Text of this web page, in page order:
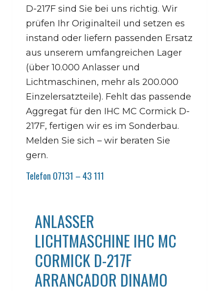
D-217F sind Sie bei uns richtig. Wir
prüfen Ihr Originalteil und setzen es
instand oder liefern passenden Ersatz
aus unserem umfangreichen Lager
(über 10.000 Anlasser und
Lichtmaschinen, mehr als 200.000
Einzelersatzteile). Fehlt das passende
Aggregat für den IHC MC Cormick D-
217F, fertigen wir es im Sonderbau.
Melden Sie sich – wir beraten Sie
gern.
Telefon 07131 – 43 111
ANLASSER
LICHTMASCHINE IHC MC
CORMICK D-217F
ARRANCADOR DINAMO